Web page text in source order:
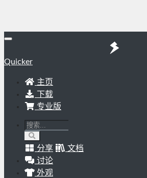
Quicker
主页
下载
专业版
分享
文档
讨论
外观